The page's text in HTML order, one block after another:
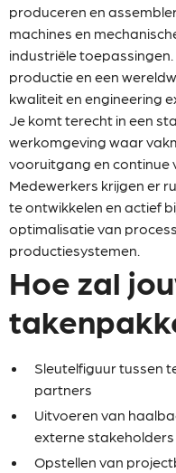
produceren en
machines en
industriële
productie en een
kwaliteit en engineering
Je komt terecht in een
werkomgeving waar
vooruitgang en continue
Medewerkers krijgen er
te ontwikkelen en actief
optimalisatie van
productiesystemen.
Hoe zal
Sleutelfiguur tussen
partners
Uitvoeren van
externe stakeholders
Opstellen van